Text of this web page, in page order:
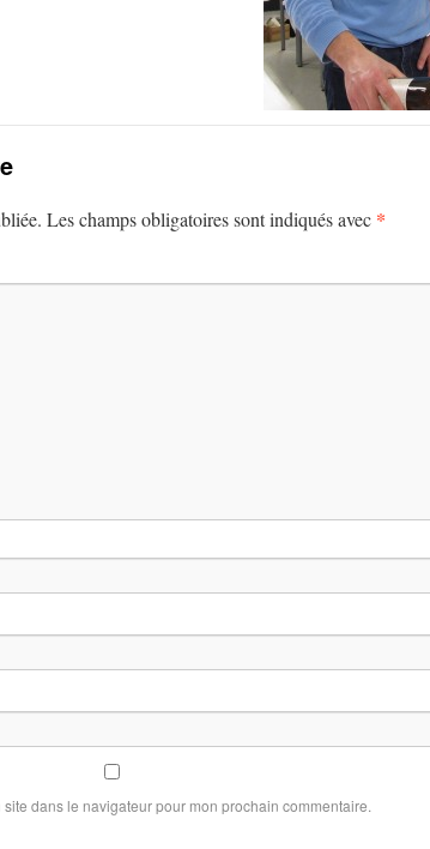
Les champs obligatoires sont indiqués avec *
dans le navigateur pour mon prochain commentaire.